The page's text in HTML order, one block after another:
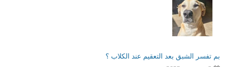
بم تفسر الشبق بعد التعقيم عند الكلاب ؟